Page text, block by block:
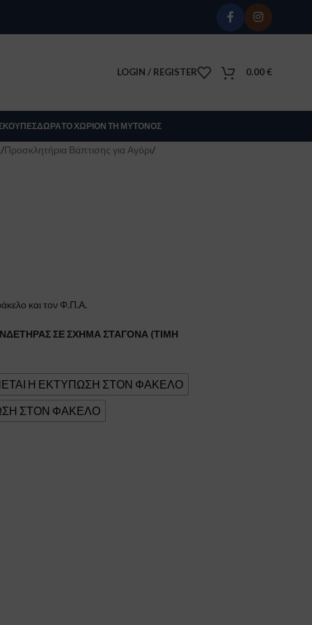
LOGIN / REGISTER 0.00€
ΚΟΎΠΕΣΔΏΡΑΤΟ ΧΩΡΊΟΝ ΤΗ ΜΎΤΟΝΟΣ
/Προσκλητήρια Βάπτισης για Αγόρι/
και τον Φ.Π.Α.
ΣΕ ΣΧΗΜΑ ΣΤΑΓΟΝΑ (ΤΙΜΗ
Η ΕΚΤΥΠΩΣΗ ΣΤΟΝ ΦΑΚΕΛΟ
ΣΤΟΝ ΦΑΚΕΛΟ